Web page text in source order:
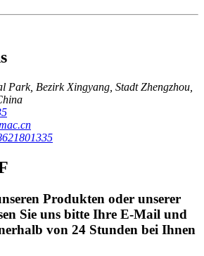
Park, Bezirk Xingyang, Stadt Zhengzhou,
Produkten oder unserer
Sie uns bitte Ihre E-Mail und
von 24 Stunden bei Ihnen